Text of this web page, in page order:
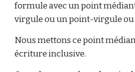
formule avec un point médiant
virgule ou un point-virgule ou
Nous mettons ce point
écriture inclusive.